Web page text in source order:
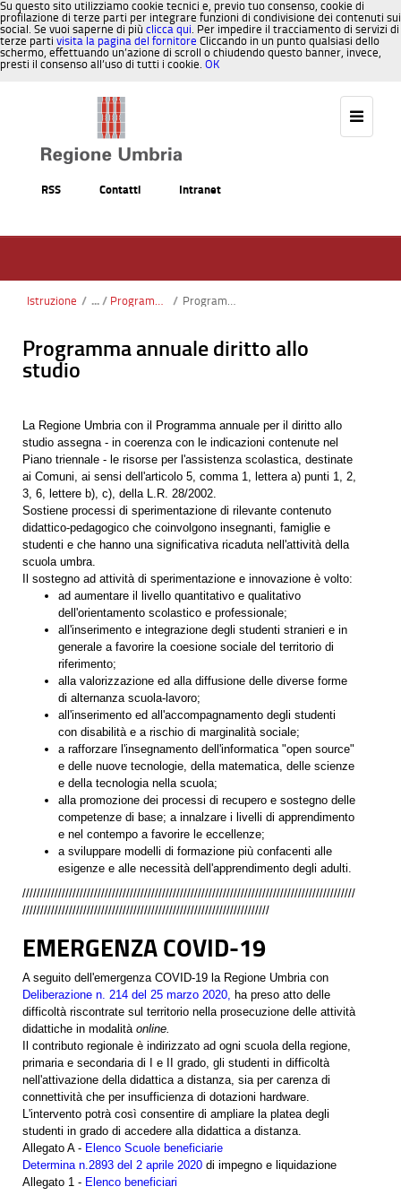
Su questo sito utilizziamo cookie tecnici e, previo tuo consenso, cookie di
profilazione di terze parti per integrare funzioni di condivisione dei contenuti sui
social. Se vuoi saperne di più clicca qui. Per impedire il tracciamento di servizi di
terze parti visita la pagina del fornitore Cliccando in un punto qualsiasi dello
schermo, effettuando un’azione di scroll o chiudendo questo banner, invece,
presti il consenso all’uso di tutti i cookie. OK
RSS Contatti Intranet
Istruzione / Programmazione regionale per il diritto allo studio / Programma annuale diritto allo studio: contributi per iniziative progettuali in materia di istruzione
Programma annuale diritto allo
studio
La Regione Umbria con il Programma annuale per il diritto allo
studio assegna - in coerenza con le indicazioni contenute nel
Piano triennale - le risorse per l'assistenza scolastica, destinate
ai Comuni, ai sensi dell'articolo 5, comma 1, lettera a) punti 1, 2,
3, 6, lettere b), c), della L.R. 28/2002.
Sostiene processi di sperimentazione di rilevante contenuto
didattico-pedagogico che coinvolgono insegnanti, famiglie e
studenti e che hanno una significativa ricaduta nell'attività della
scuola umbra.
Il sostegno ad attività di sperimentazione e innovazione è volto:
ad aumentare il livello quantitativo e qualitativo
dell'orientamento scolastico e professionale;
all'inserimento e integrazione degli studenti stranieri e in
generale a favorire la coesione sociale del territorio di
riferimento;
alla valorizzazione ed alla diffusione delle diverse forme
di alternanza scuola-lavoro;
all'inserimento ed all'accompagnamento degli studenti
con disabilità e a rischio di marginalità sociale;
a rafforzare l'insegnamento dell'informatica "open source"
e delle nuove tecnologie, della matematica, delle scienze
e della tecnologia nella scuola;
alla promozione dei processi di recupero e sostegno delle
competenze di base; a innalzare i livelli di apprendimento
e nel contempo a favorire le eccellenze;
a sviluppare modelli di formazione più confacenti alle
esigenze e alle necessità dell'apprendimento degli adulti.
/////////////////////////////////////////////////////////////////////////////////////////////
/////////////////////////////////////////////////////////////////////
EMERGENZA COVID-19
A seguito dell'emergenza COVID-19 la Regione Umbria con
Deliberazione n. 214 del 25 marzo 2020, ha preso atto delle
difficoltà riscontrate sul territorio nella prosecuzione delle attività
didattiche in modalità online.
Il contributo regionale è indirizzato ad ogni scuola della regione,
primaria e secondaria di I e II grado, gli studenti in difficoltà
nell'attivazione della didattica a distanza, sia per carenza di
connettività che per insufficienza di dotazioni hardware.
L'intervento potrà così consentire di ampliare la platea degli
studenti in grado di accedere alla didattica a distanza.
Allegato A - Elenco Scuole beneficiarie
Determina n.2893 del 2 aprile 2020 di impegno e liquidazione
Allegato 1 - Elenco beneficiari